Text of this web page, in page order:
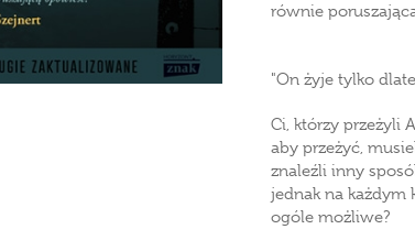
równie
"On żyje tylko
Ci, którzy przeżyli
aby przeżyć,
znaleźli inny
jednak na każdym
ogóle możliwe?